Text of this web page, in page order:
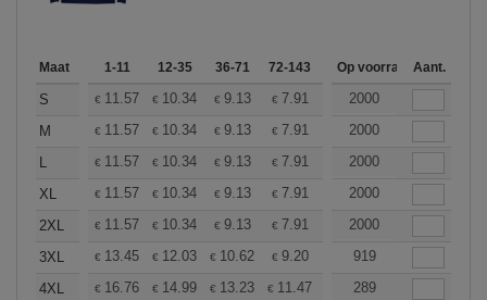
Maat 1-11 12-35 36-71 72-143 144-287 288 + Meer
Op voorraadAant.
S € 11.57 € 10.34 € 9.13 € 7.91 7.30
2000
M
€ 11.57 € 10.34 € 9.13 € 7.91 7.30
2000
L
€ 11.57 € 10.34 € 9.13 € 7.91 7.30
2000
XL
€ 11.57 € 10.34 € 9.13 € 7.91 7.30
2000
2XL
€ 11.57 € 10.34 € 9.13 € 7.91 7.30
2000
3XL
€ 13.45 € 12.03 € 10.62 € 9.20 8.50
919
4XL
€ 16.76 € 14.99 € 13.23 € 11.47 10.58
289